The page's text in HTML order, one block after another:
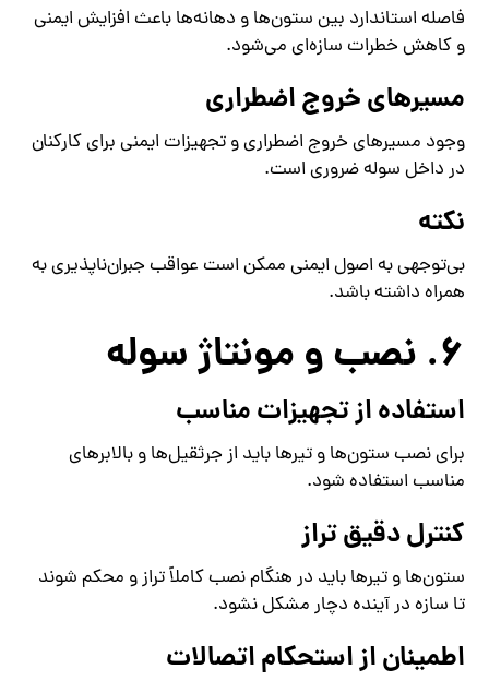
فاصله استاندارد بین ستون‌ها و دهانه‌ها باعث افزایش ایمنی
و کاهش خطرات سازه‌ای می‌شود.
مسیرهای خروج اضطراری
وجود مسیرهای خروج اضطراری و تجهیزات ایمنی برای کارکنان
در داخل سوله ضروری است.
نکته
بی‌توجهی به اصول ایمنی ممکن است عواقب جبران‌ناپذیری به
همراه داشته باشد.
6. نصب و مونتاژ سوله
استفاده از تجهیزات مناسب
برای نصب ستون‌ها و تیرها باید از جرثقیل‌ها و بالابرهای
مناسب استفاده شود.
کنترل دقیق تراز
ستون‌ها و تیرها باید در هنگام نصب کاملاً تراز و محکم شوند
تا سازه در آینده دچار مشکل نشود.
اطمینان از استحکام اتصالات